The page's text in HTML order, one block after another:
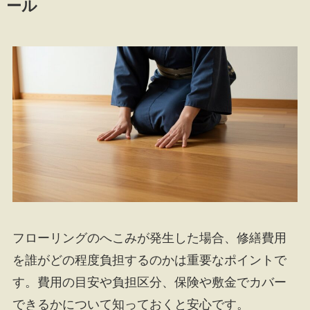
ール
フローリングのへこみが発生した場合、修繕費用
を誰がどの程度負担するのかは重要なポイントで
す。費用の目安や負担区分、保険や敷金でカバー
できるかについて知っておくと安心です。